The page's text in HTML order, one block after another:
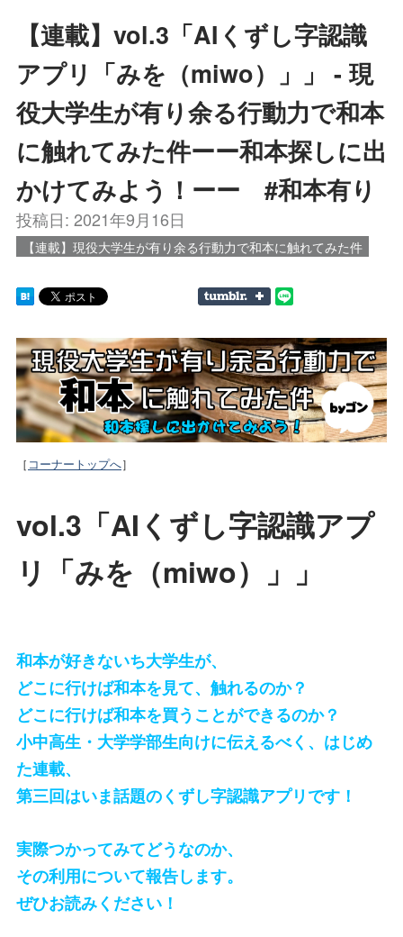
【連載】vol.3「AIくずし字認識
アプリ「みを（miwo）」」 - 現
役大学生が有り余る行動力で和本
に触れてみた件ーー和本探しに出
かけてみよう！ーー #和本有り
投稿日: 2021年9月16日
【連載】現役大学生が有り余る行動力で和本に触れてみた件
［ コーナートップへ］
vol.3「AIくずし字認識アプ
リ「みを（miwo）」」
和本が好きないち大学生が、
どこに行けば和本を見て、触れるのか？
どこに行けば和本を買うことができるのか？
小中高生・大学学部生向けに伝えるべく、はじめ
た連載、
第三回はいま話題のくずし字認識アプリです！
実際つかってみてどうなのか、
その利用について報告します。
ぜひお読みください！